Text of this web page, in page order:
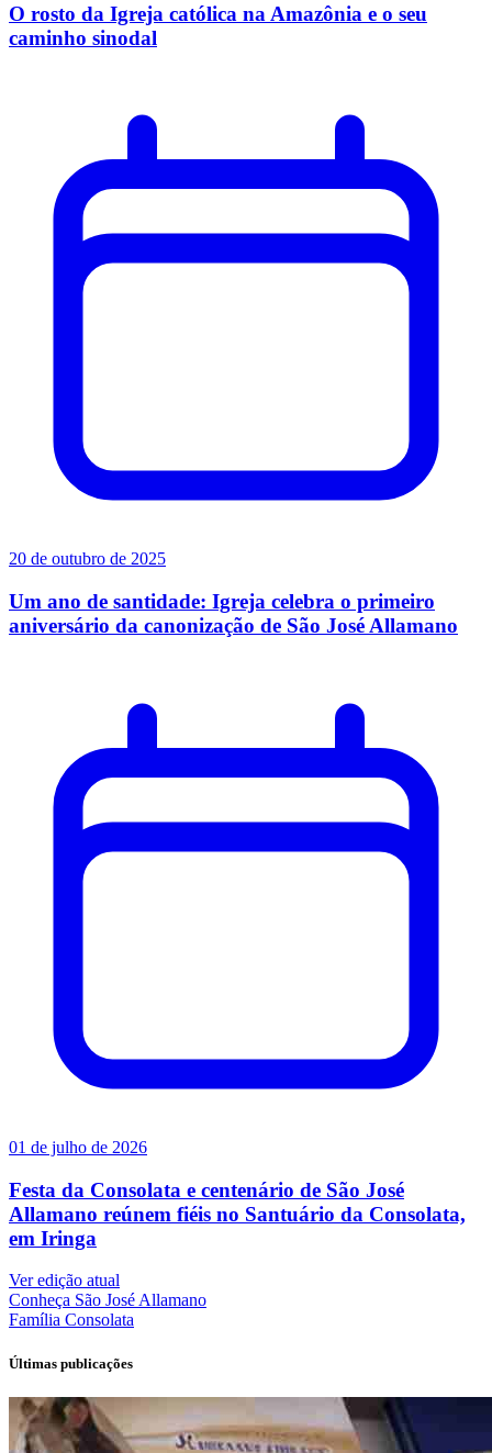
O rosto da Igreja católica na Amazônia e o seu
caminho sinodal
20 de outubro de 2025
Um ano de santidade: Igreja celebra o primeiro
aniversário da canonização de São José Allamano
01 de julho de 2026
Festa da Consolata e centenário de São José
Allamano reúnem fiéis no Santuário da Consolata,
em Iringa
Ver edição atual
Conheça São José Allamano
Família Consolata
Últimas publicações